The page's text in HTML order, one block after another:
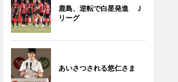
鹿島、逆転で白星発進 Ｊ
リーグ
あいさつされる悠仁さま